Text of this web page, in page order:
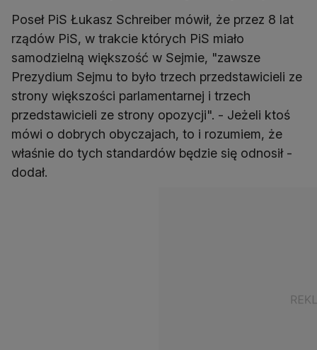
Poseł PiS Łukasz Schreiber mówił, że przez 8 lat
rządów PiS, w trakcie których PiS miało
samodzielną większość w Sejmie, "zawsze
Prezydium Sejmu to było trzech przedstawicieli ze
strony większości parlamentarnej i trzech
przedstawicieli ze strony opozycji". - Jeżeli ktoś
mówi o dobrych obyczajach, to i rozumiem, że
właśnie do tych standardów będzie się odnosił -
dodał.